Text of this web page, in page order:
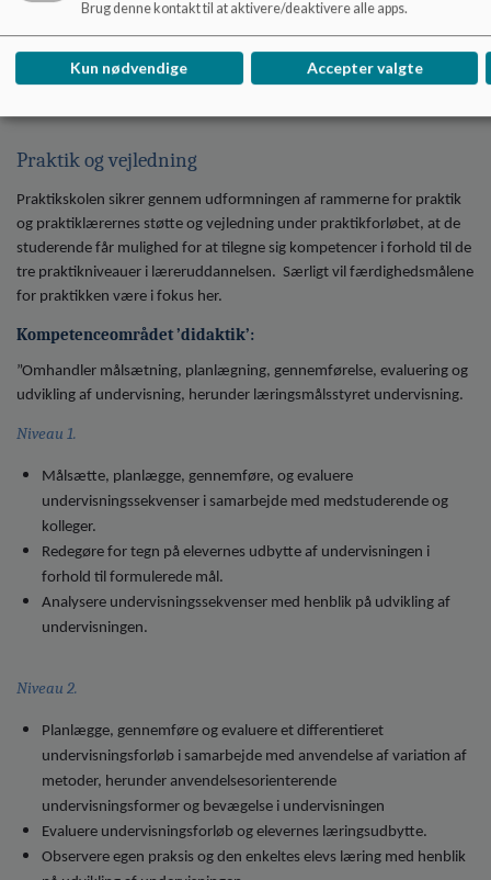
modulevaluering, der munder ud i bedømmelsen ”Bestået eller
Ikke-bestået.”
Praktik og vejledning
Praktikskolen sikrer gennem udformningen af rammerne for praktik
og praktiklærernes støtte og vejledning under praktikforløbet, at de
studerende får mulighed for at tilegne sig kompetencer i forhold til de
tre praktikniveauer i læreruddannelsen. Særligt vil færdighedsmålene
for praktikken være i fokus her.
Kompetenceområdet ’didaktik’:
”Omhandler målsætning, planlægning, gennemførelse, evaluering og
udvikling af undervisning, herunder læringsmålsstyret undervisning.
Niveau 1.
Målsætte, planlægge, gennemføre, og evaluere
undervisningssekvenser i samarbejde med medstuderende og
kolleger.
Redegøre for tegn på elevernes udbytte af undervisningen i
forhold til formulerede mål.
Analysere undervisningssekvenser med henblik på udvikling af
undervisningen.
Niveau 2.
Planlægge, gennemføre og evaluere et differentieret
undervisningsforløb i samarbejde med anvendelse af variation af
metoder, herunder anvendelsesorienterende
undervisningsformer og bevægelse i undervisningen
Evaluere undervisningsforløb og elevernes læringsudbytte.
Observere egen praksis og den enkeltes elevs læring med henblik
Brug denne kontakt til at aktivere/deaktivere alle apps.
Kun nødvendige Accepter valgte